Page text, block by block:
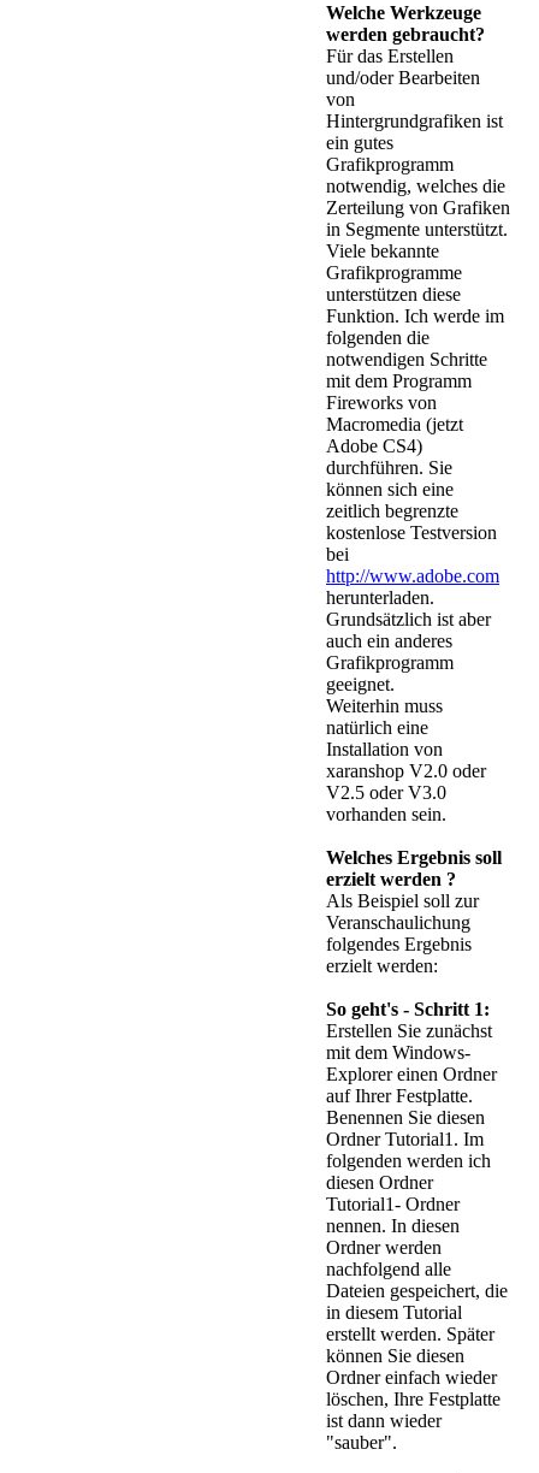
Welche Werkzeuge
werden gebraucht?
Für das Erstellen
und/oder Bearbeiten
von
Hintergrundgrafiken ist
ein gutes
Grafikprogramm
notwendig, welches die
Zerteilung von Grafiken
in Segmente unterstützt.
Viele bekannte
Grafikprogramme
unterstützen diese
Funktion. Ich werde im
folgenden die
notwendigen Schritte
mit dem Programm
Fireworks von
Macromedia (jetzt
Adobe CS4)
durchführen. Sie
können sich eine
zeitlich begrenzte
kostenlose Testversion
bei
http://www.adobe.com
herunterladen.
Grundsätzlich ist aber
auch ein anderes
Grafikprogramm
geeignet.
Weiterhin muss
natürlich eine
Installation von
xaranshop V2.0 oder
V2.5 oder V3.0
vorhanden sein.
Welches Ergebnis soll
erzielt werden ?
Als Beispiel soll zur
Veranschaulichung
folgendes Ergebnis
erzielt werden:
So geht's - Schritt 1:
Erstellen Sie zunächst
mit dem Windows-
Explorer einen Ordner
auf Ihrer Festplatte.
Benennen Sie diesen
Ordner Tutorial1. Im
folgenden werden ich
diesen Ordner
Tutorial1- Ordner
nennen. In diesen
Ordner werden
nachfolgend alle
Dateien gespeichert, die
in diesem Tutorial
erstellt werden. Später
können Sie diesen
Ordner einfach wieder
löschen, Ihre Festplatte
ist dann wieder
"sauber".